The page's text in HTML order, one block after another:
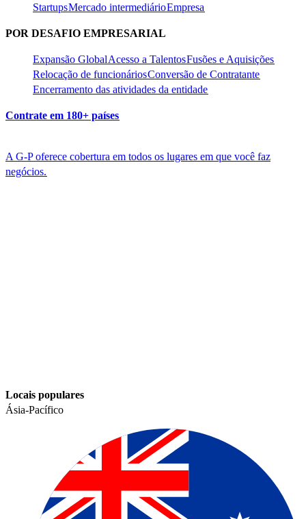
Startups​​Mercado intermediário​​Empresa​​
POR DESAFIO EMPRESARIAL​​
Expansão Global​​Acesso a Talentos​​Fusões e Aquisições​​
Relocação de funcionários​​Conversão de Contratante​​
Encerramento das atividades da entidade​​
Contrate em 180+ países​​
A G-P oferece cobertura em todos os lugares em que você faz
negócios.​​
Locais populares​​
Ásia-Pacífico​​